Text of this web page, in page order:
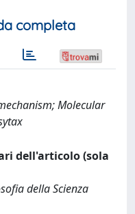
completa
Molecular
dell'articolo (sola
della Scienza